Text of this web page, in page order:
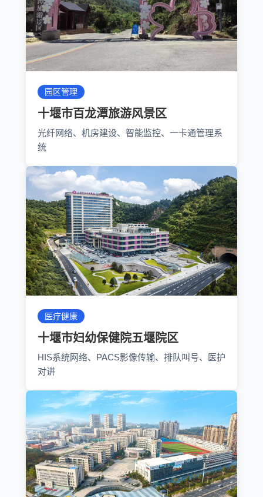
园区管理
十堰市百龙潭旅游风景区
光纤网络、机房建设、智能监控、一卡通管理系
统
医疗健康
十堰市妇幼保健院五堰院区
HIS系统网络、PACS影像传输、排队叫号、医护
对讲